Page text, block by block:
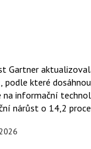
Gartner
které
na informační
nárůst o 14,2
bilionu dolarů.